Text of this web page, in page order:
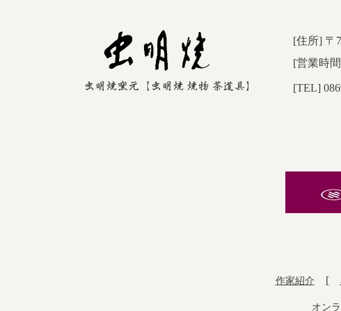
[住所] 〒
[営業時
[TEL]
作家紹介
オン